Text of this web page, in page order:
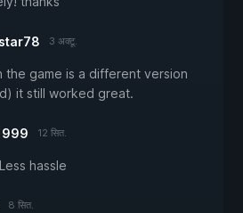
3 अक्टू.
the game is a different version
it still worked great.
12 सित.
hassle
8 सित.